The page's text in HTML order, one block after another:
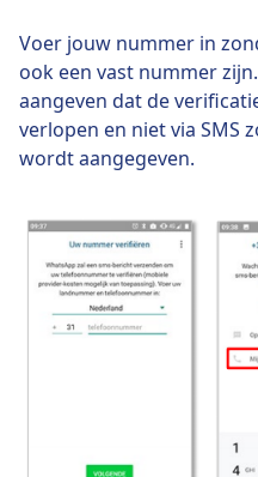
Voer jouw nummer in
ook een vast nummer
aangeven dat de
verlopen en niet via SMS
wordt aangegeven.